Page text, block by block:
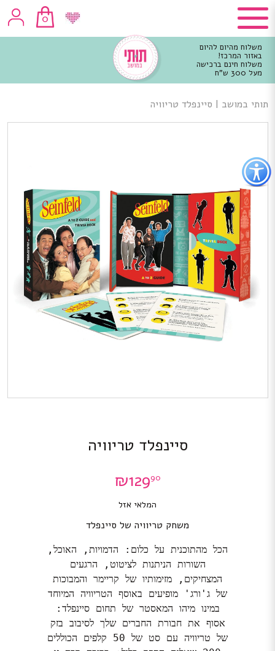
כפתור
לפתיחת
תפריט
נגישות
0
משלוח מהיום להיום
באזור המרכז!
משלוח חינם ברכישה
מעל 300 ש"ח
מרכזי
תותי במושב | סיינפלד טריוויה
סיינפלד טריוויה
₪12990
המלאי אזל
משחק טריוויה של סיינפלד
הכל מהתוכנית על כלום: הדמויות, האוכל,
השורות הניתנות לציטוט, הרגעים
המצחיקים, מזימותיו של קריימר והמבוכות
של ג'ורג' מופיעים באוסף הטריוויה המיוחד
במינו מיהו המאסטר של תחום סיינפלד:
אסוף את חבורת החברים שלך לסיבוב בזק
של טריוויה עם סט של 50 קלפים הכוללים